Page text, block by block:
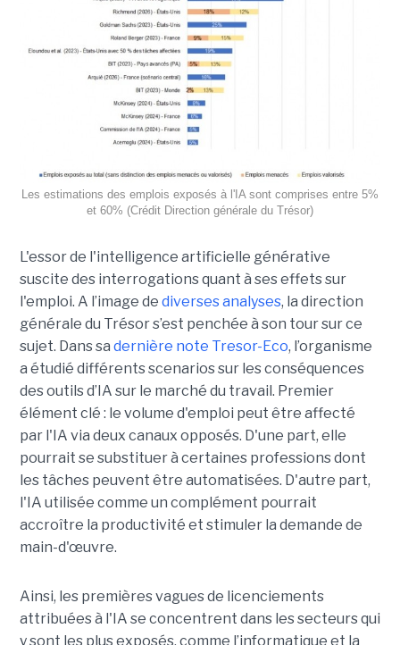
Les estimations des emplois exposés à l'IA sont comprises entre 5%
et 60% (Crédit Direction générale du Trésor)
L'essor de l'intelligence artificielle générative
suscite des interrogations quant à ses effets sur
l'emploi. A l’image de diverses analyses, la direction
générale du Trésor s’est penchée à son tour sur ce
sujet. Dans sa dernière note Tresor-Eco, l’organisme
a étudié différents scenarios sur les conséquences
des outils d’IA sur le marché du travail. Premier
élément clé : le volume d'emploi peut être affecté
par l'IA via deux canaux opposés. D'une part, elle
pourrait se substituer à certaines professions dont
les tâches peuvent être automatisées. D'autre part,
l'IA utilisée comme un complément pourrait
accroître la productivité et stimuler la demande de
main-d'œuvre.
Ainsi, les premières vagues de licenciements
attribuées à l'IA se concentrent dans les secteurs qui
y sont les plus exposés, comme l’informatique et la